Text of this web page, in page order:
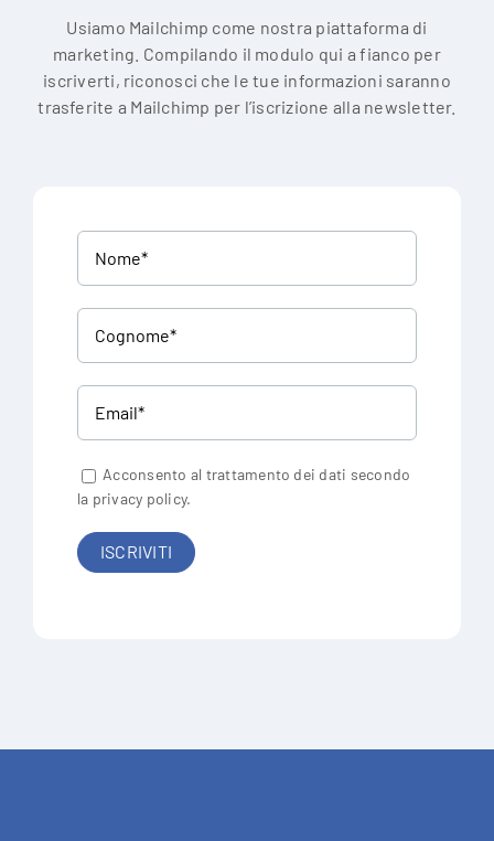
Usiamo Mailchimp come nostra piattaforma di
marketing. Compilando il modulo qui a fianco per
iscriverti, riconosci che le tue informazioni saranno
trasferite a Mailchimp per l’iscrizione alla newsletter.
Acconsento al trattamento dei dati secondo
la privacy policy.